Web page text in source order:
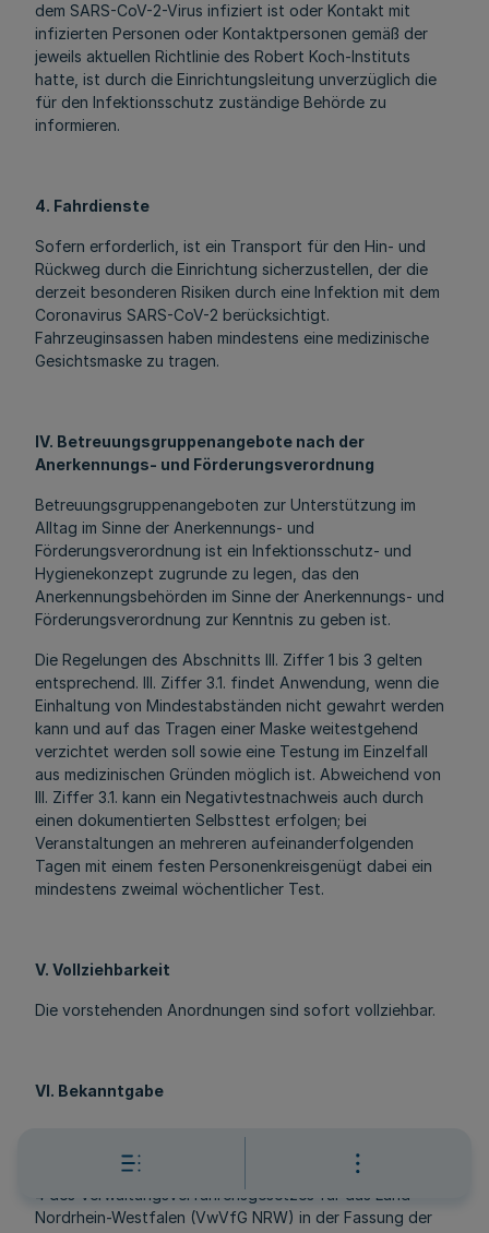
dem SARS-CoV-2-Virus infiziert ist oder Kontakt mit
infizierten Personen oder Kontaktpersonen gemäß der
jeweils aktuellen Richtlinie des Robert Koch-Instituts
hatte, ist durch die Einrichtungsleitung unverzüglich die
für den Infektionsschutz zuständige Behörde zu
informieren.
4. Fahrdienste
Sofern erforderlich, ist ein Transport für den Hin- und
Rückweg durch die Einrichtung sicherzustellen, der die
derzeit besonderen Risiken durch eine Infektion mit dem
Coronavirus SARS-CoV-2 berücksichtigt.
Fahrzeuginsassen haben mindestens eine medizinische
Gesichtsmaske zu tragen.
IV. Betreuungsgruppenangebote nach der
Anerkennungs- und Förderungsverordnung
Betreuungsgruppenangeboten zur Unterstützung im
Alltag im Sinne der Anerkennungs- und
Förderungsverordnung ist ein Infektionsschutz- und
Hygienekonzept zugrunde zu legen, das den
Anerkennungsbehörden im Sinne der Anerkennungs- und
Förderungsverordnung zur Kenntnis zu geben ist.
Die Regelungen des Abschnitts III. Ziffer 1 bis 3 gelten
entsprechend. III. Ziffer 3.1. findet Anwendung, wenn die
Einhaltung von Mindestabständen nicht gewahrt werden
kann und auf das Tragen einer Maske weitestgehend
verzichtet werden soll sowie eine Testung im Einzelfall
aus medizinischen Gründen möglich ist. Abweichend von
III. Ziffer 3.1. kann ein Negativtestnachweis auch durch
einen dokumentierten Selbsttest erfolgen; bei
Veranstaltungen an mehreren aufeinanderfolgenden
Tagen mit einem festen Personenkreisgenügt dabei ein
mindestens zweimal wöchentlicher Test.
V. Vollziehbarkeit
Die vorstehenden Anordnungen sind sofort vollziehbar.
VI. Bekanntgabe
Diese Allgemeinverfügung wird gemäß § 41 Absatz 3 und
4 des Verwaltungsverfahrensgesetzes für das Land
Nordrhein-Westfalen (VwVfG NRW) in der Fassung der